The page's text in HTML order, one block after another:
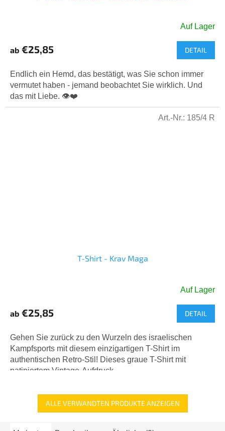
Produktbewertung
5,0
von
5
Sternen.
Auf Lager
ab €25,85 DETAIL
Endlich ein Hemd, das bestätigt, was Sie schon immer
vermutet haben - jemand beobachtet Sie wirklich. Und
das mit Liebe. 👁️❤️
T-Shirt - Krav Maga
Auf Lager
ab €25,85 DETAIL
Gehen Sie zurück zu den Wurzeln des israelischen
Kampfsports mit diesem einzigartigen T-Shirt im
authentischen Retro-Stil! Dieses graue T-Shirt mit
patiniertem Vintage-Aufdruck...
Art.-Nr.: 185/4 R
ALLE VERWANDTEN PRODUKTE ANZEIGEN